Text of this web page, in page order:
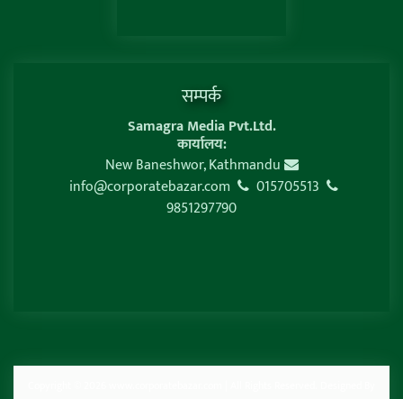
सम्पर्क
Samagra Media Pvt.Ltd.
कार्यालय:
New Baneshwor, Kathmandu
info@corporatebazar.com
015705513
9851297790